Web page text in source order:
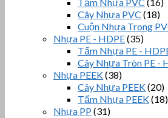
Cây Nhựa PVC (18)
Cuộn Nhựa Trong
Nhựa PE - HDPE(35)
Tấm Nhựa PE -
Cây Nhựa Tròn PE -
Nhựa PEEK(38)
Cây Nhựa PEEK(20)
Tấm Nhựa PEEK(18)
Nhựa PP (31)